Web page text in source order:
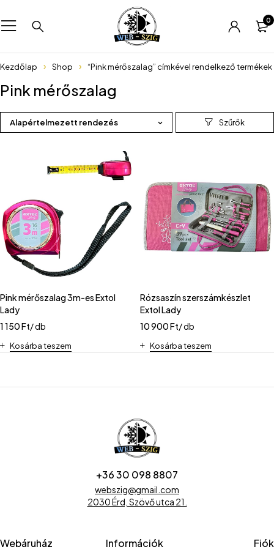
0
Kezdőlap Shop “Pink mérőszalag” címkével rendelkező termékek
Pink mérőszalag
Alapértelmezett rendezés
Pink mérőszalag 3m-es Extol
Lady
1 150Ft/ db
Kosárba teszem
Rózsaszín szerszámkészlet
Extol Lady
10 900Ft/ db
Kosárba teszem
+36 30 098 8807
webszig@gmail.com
2030 Érd, Szövő utca 21.
Webáruház Információk Fiók